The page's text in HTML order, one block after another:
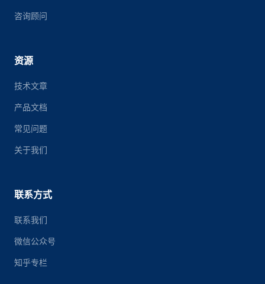
咨询顾问
资源
技术文章
产品文档
常见问题
关于我们
联系方式
联系我们
微信公众号
知乎专栏